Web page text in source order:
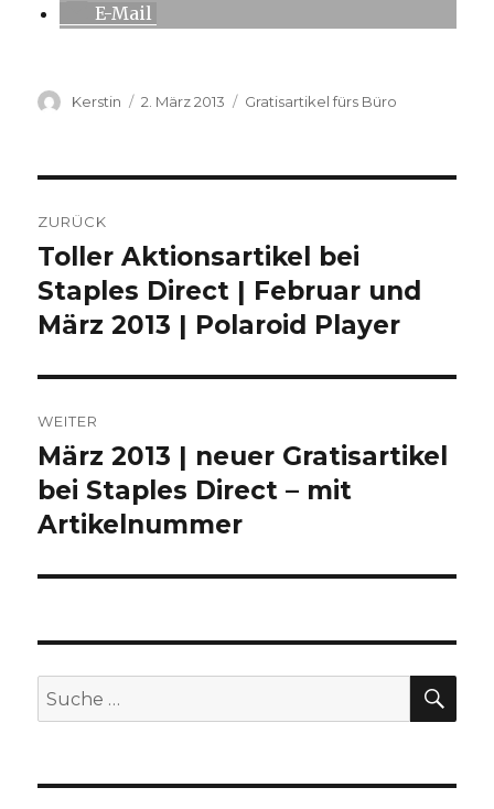
E-Mail
Autor
Kerstin
Veröffentlicht
2. März 2013 Kategorien
Gratisartikel fürs Büro
ZURÜCK
Vorheriger
Beitrag:
Toller Aktionsartikel bei
Staples Direct | Februar und
März 2013 | Polaroid Player
WEITER
Nächster
Beitrag:
März 2013 | neuer Gratisartikel
bei Staples Direct – mit
Artikelnummer
Suche
nach: